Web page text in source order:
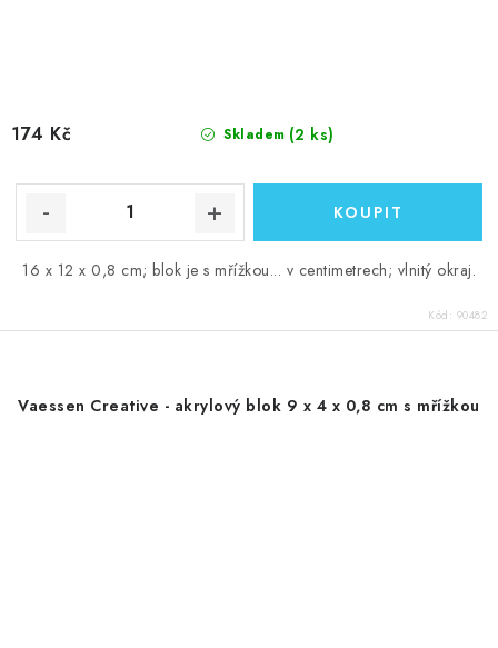
Skladem (2 ks)
174 Kč
16 x 12 x 0,8 cm; blok je s mřížkou... v centimetrech; vlnitý okraj.
Kód: 90482
Vaessen Creative - akrylový blok 9 x 4 x 0,8 cm s mřížkou